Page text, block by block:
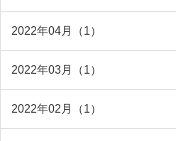
2022年04月（1）
2022年03月（1）
2022年02月（1）